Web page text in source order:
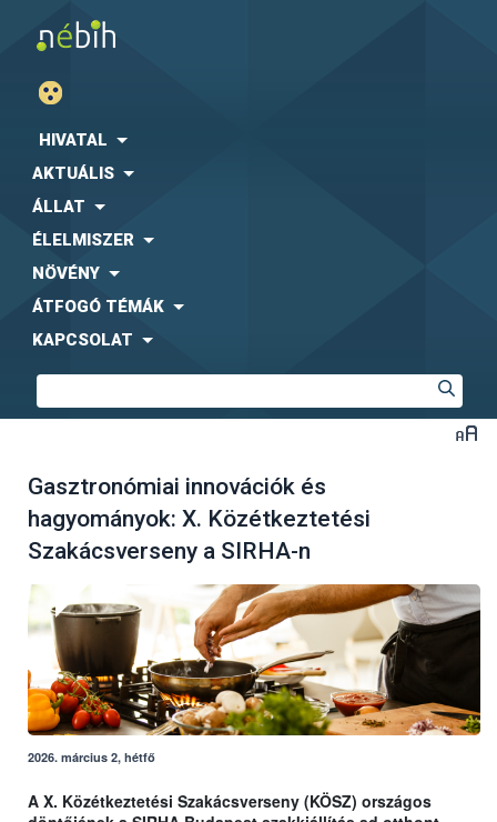
HIVATAL
AKTUÁLIS
ÁLLAT
ÉLELMISZER
NÖVÉNY
ÁTFOGÓ TÉMÁK
KAPCSOLAT
Gasztronómiai innovációk és
hagyományok: X. Közétkeztetési
Szakácsverseny a SIRHA-n
2026. március 2, hétfő
A X. Közétkeztetési Szakácsverseny (KÖSZ) országos